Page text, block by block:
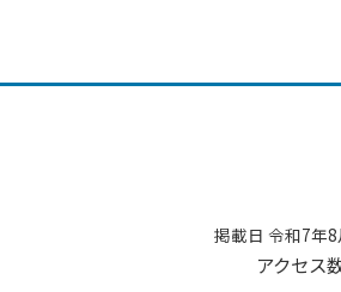
掲載日 令和7年8
アクセス